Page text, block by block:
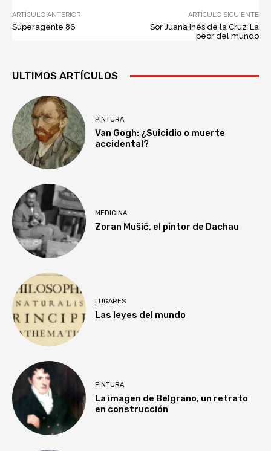
ARTÍCULO ANTERIOR
Superagente 86
ARTÍCULO SIGUIENTE
Sor Juana Inés de la Cruz: La
peor del mundo
ULTIMOS ARTÍCULOS
PINTURA
Van Gogh: ¿Suicidio o muerte
accidental?
MEDICINA
Zoran Mušič, el pintor de Dachau
LUGARES
Las leyes del mundo
PINTURA
La imagen de Belgrano, un retrato
en construcción